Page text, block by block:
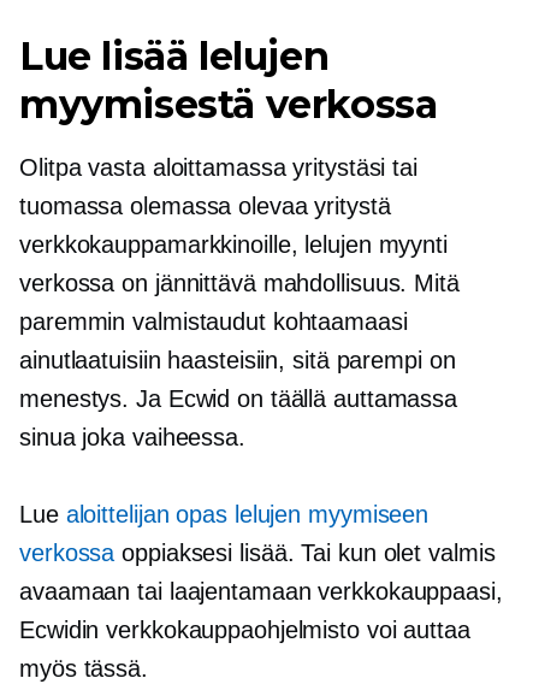
Lue lisää lelujen
myymisestä verkossa
Olitpa vasta aloittamassa yritystäsi tai
tuomassa olemassa olevaa yritystä
verkkokauppamarkkinoille, lelujen myynti
verkossa on jännittävä mahdollisuus. Mitä
paremmin valmistaudut kohtaamaasi
ainutlaatuisiin haasteisiin, sitä parempi on
menestys. Ja Ecwid on täällä auttamassa
sinua joka vaiheessa.
Lue aloittelijan opas lelujen myymiseen
verkossa oppiaksesi lisää. Tai kun olet valmis
avaamaan tai laajentamaan verkkokauppaasi,
Ecwidin verkkokauppaohjelmisto voi auttaa
myös tässä.